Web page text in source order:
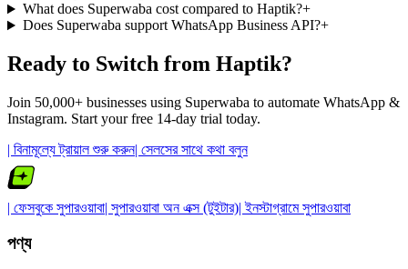
What does Superwaba cost compared to Haptik?+
Does Superwaba support WhatsApp Business API?+
Ready to Switch from Haptik?
Join 50,000+ businesses using Superwaba to automate WhatsApp &
Instagram. Start your free 14-day trial today.
| বিনামূল্যে ট্রায়াল শুরু করুন| সেলসের সাথে কথা বলুন
| ফেসবুকে সুপারওয়াবা| সুপারওয়াবা অন এক্স (টুইটার)| ইনস্টাগ্রামে সুপারওয়াবা
পণ্য